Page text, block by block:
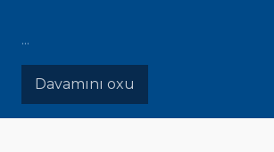
...
Davamını oxu